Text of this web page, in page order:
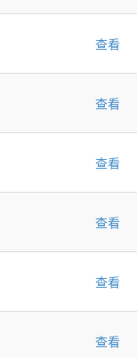
查看
查看
查看
查看
查看
查看